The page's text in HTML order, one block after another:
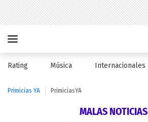
Rating Música Internacionales
Primicias YA PrimiciasYA
MALAS NOTICIAS